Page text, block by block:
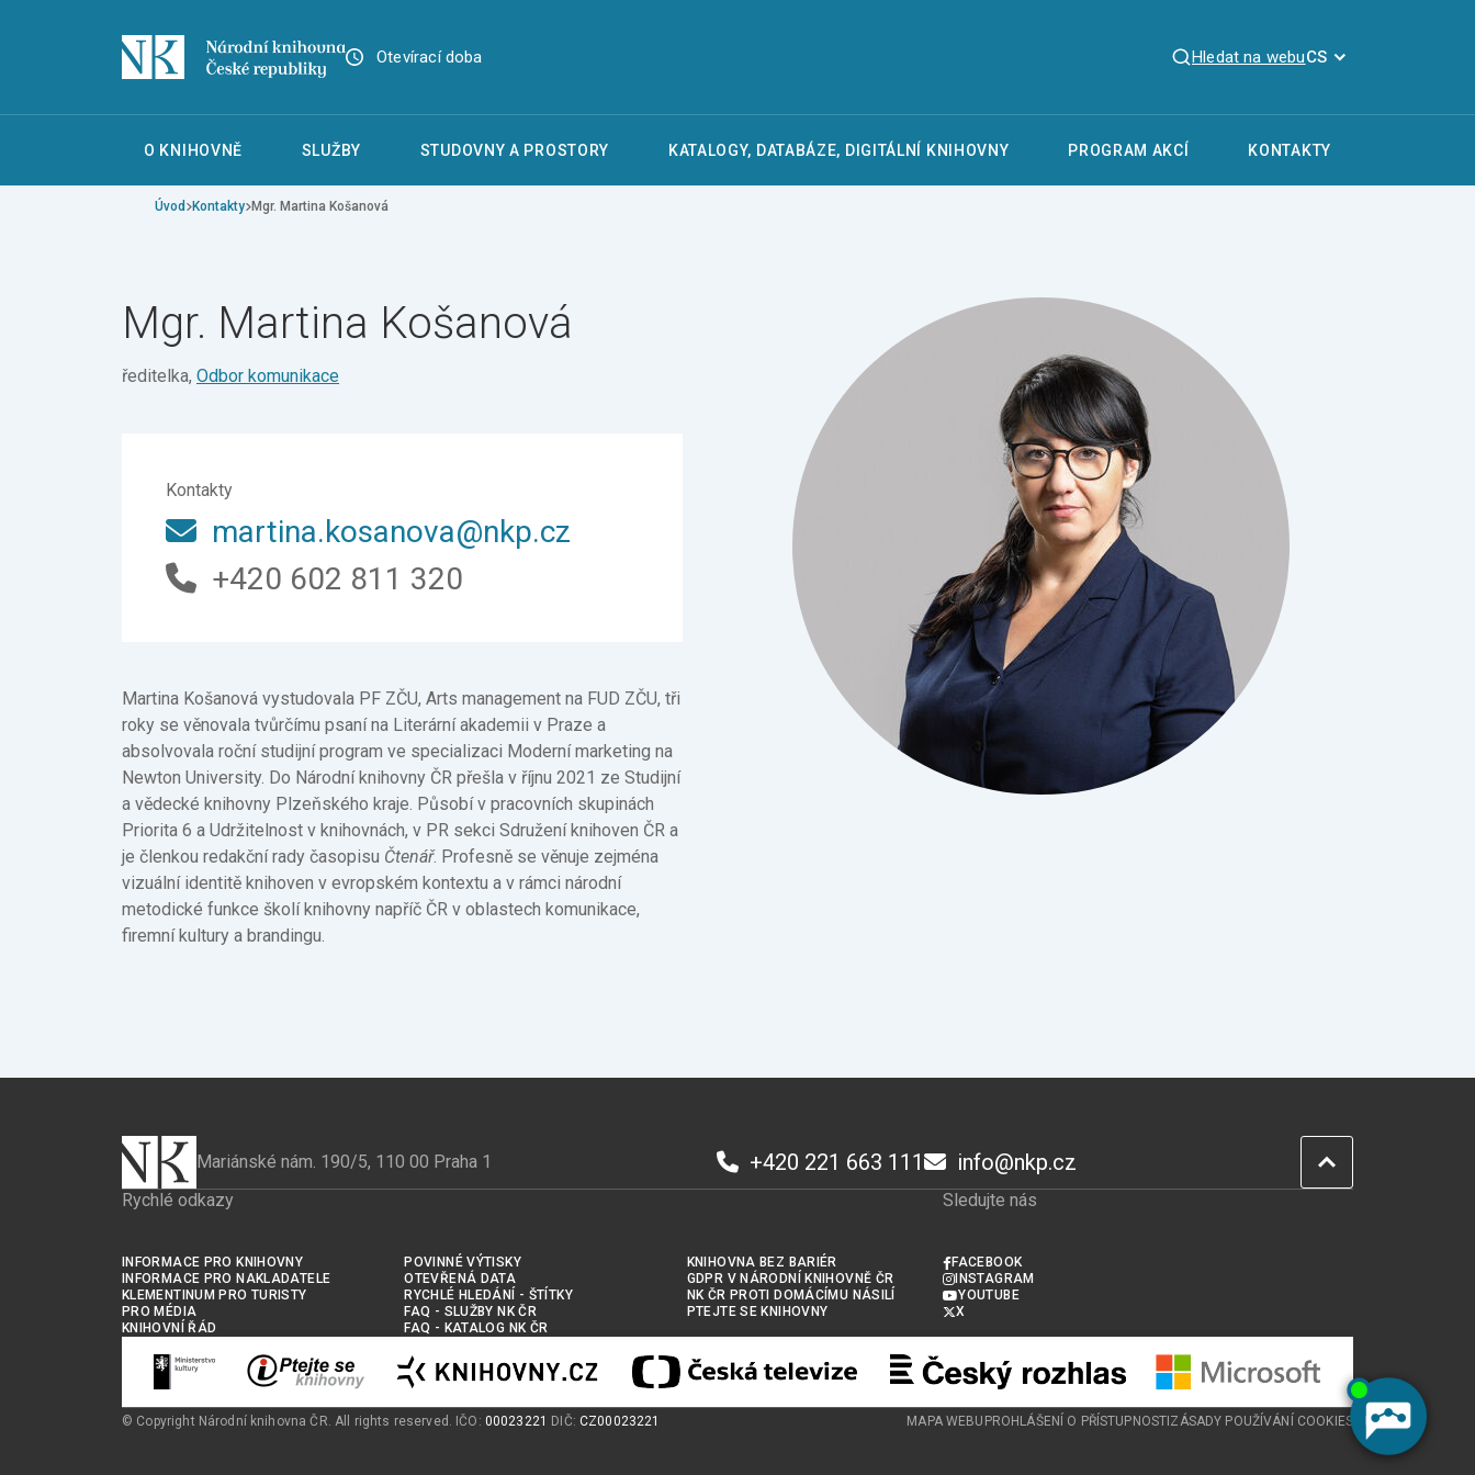
Otevírací doba Hledat na webuCS
O KNIHOVNĚ SLUŽBY STUDOVNY A PROSTORY KATALOGY, DATABÁZE, DIGITÁLNÍ KNIHOVNY PROGRAM AKCÍ KONTAKTY
Úvod Kontakty Mgr. Martina Košanová
Mgr. Martina Košanová
ředitelka, Odbor komunikace
Kontakty
martina.kosanova@nkp.cz
+420 602 811 320
Martina Košanová vystudovala PF ZČU, Arts management na FUD ZČU, tři
roky se věnovala tvůrčímu psaní na Literární akademii v Praze a
absolvovala roční studijní program ve specializaci Moderní marketing na
Newton University. Do Národní knihovny ČR přešla v říjnu 2021 ze Studijní
a vědecké knihovny Plzeňského kraje. Působí v pracovních skupinách
Priorita 6 a Udržitelnost v knihovnách, v PR sekci Sdružení knihoven ČR a
je členkou redakční rady časopisu Čtenář. Profesně se věnuje zejména
vizuální identitě knihoven v evropském kontextu a v rámci národní
metodické funkce školí knihovny napříč ČR v oblastech komunikace,
firemní kultury a brandingu.
Mariánské nám. 190/5, 110 00 Praha 1 +420 221 663 111 info@nkp.cz
Rychlé odkazy
INFORMACE PRO KNIHOVNY
INFORMACE PRO NAKLADATELE
KLEMENTINUM PRO TURISTY
PRO MÉDIA
KNIHOVNÍ ŘÁD
POVINNÉ VÝTISKY
OTEVŘENÁ DATA
RYCHLÉ HLEDÁNÍ - ŠTÍTKY
FAQ - SLUŽBY NK ČR
FAQ - KATALOG NK ČR
KNIHOVNA BEZ BARIÉR
GDPR V NÁRODNÍ KNIHOVNĚ ČR
NK ČR PROTI DOMÁCÍMU NÁSILÍ
PTEJTE SE KNIHOVNY
Sledujte nás
FACEBOOK
INSTAGRAM
YOUTUBE
X
© Copyright Národní knihovna ČR. All rights reserved. IČO: 00023221 DIČ: CZ00023221 MAPA WEBU PROHLÁŠENÍ O PŘÍSTUPNOSTI ZÁSADY POUŽÍVÁNÍ COOKIES